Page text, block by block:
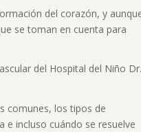
del corazón, y
se toman en cuenta para
del Hospital del Niño Dr.
comunes, los tipos de
e incluso cuándo se resuelve